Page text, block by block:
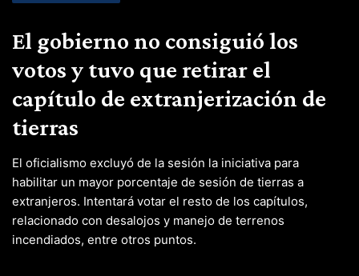
El gobierno no consiguió los
votos y tuvo que retirar el
capítulo de extranjerización de
tierras
El oficialismo excluyó de la sesión la iniciativa para
habilitar un mayor porcentaje de sesión de tierras a
extranjeros. Intentará votar el resto de los capítulos,
relacionado con desalojos y manejo de terrenos
incendiados, entre otros puntos.